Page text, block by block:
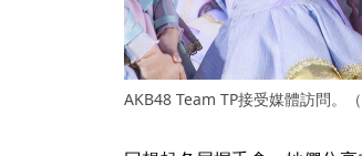
AKB48 Team TP接受媒體訪問。（